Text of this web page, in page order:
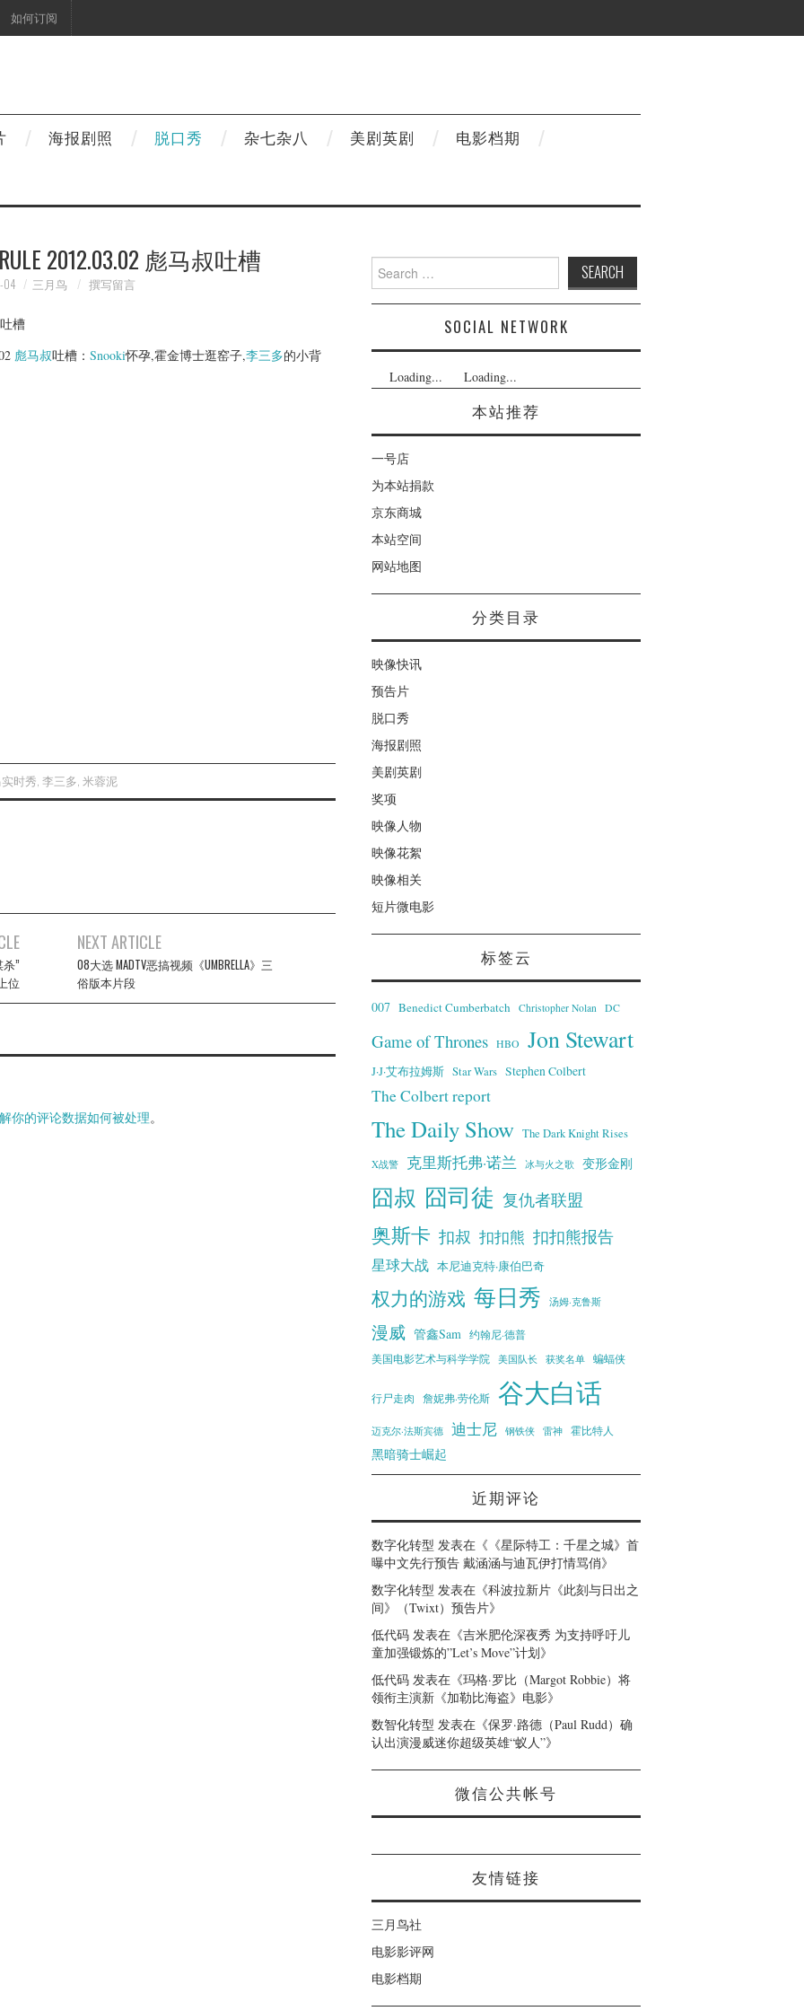
如何订阅
海报剧照 脱口秀 杂七杂八 美剧英剧
电影档期
2012.03.02 彪马叔吐槽
04 三月鸟 撰写留言
彪马叔吐槽： Snooki怀孕,霍金博士逛窑子,李三多的小背
时秀,李三多,米蓉泥
”
位
NEXT ARTICLE
08大选 MADTV恶搞视频《UMBRELLA》三
俗版本片段
你的评论数据如何被处理。
Search
for:
SOCIAL NETWORK
Loading... Loading...
本站推荐
一号店
为本站捐款
京东商城
本站空间
网站地图
分类目录
映像快讯
预告片
脱口秀
海报剧照
美剧英剧
奖项
映像人物
映像花絮
映像相关
短片微电影
标签云
007 Benedict Cumberbatch Christopher Nolan DC
Game of Thrones HBO Jon Stewart
J·J·艾布拉姆斯 Star Wars Stephen Colbert
The Colbert report
The Daily Show The Dark Knight Rises
X战警 克里斯托弗·诺兰 冰与火之歌 变形金刚
囧叔 囧司徒 复仇者联盟
奥斯卡 扣叔 扣扣熊 扣扣熊报告
星球大战 本尼迪克特·康伯巴奇
权力的游戏 每日秀 汤姆·克鲁斯
漫威 管鑫Sam 约翰尼·德普
美国电影艺术与科学学院 美国队长 获奖名单 蝙蝠侠
行尸走肉 詹妮弗·劳伦斯 谷大白话
迈克尔·法斯宾德 迪士尼 钢铁侠 雷神 霍比特人
黑暗骑士崛起
近期评论
数字化转型 发表在《 《星际特工：千星之城》首
曝中文先行预告 戴涵涵与迪瓦伊打情骂俏》
数字化转型 发表在《科波拉新片《此刻与日出之
间》（Twixt）预告片》
低代码 发表在《吉米肥伦深夜秀 为支持呼吁儿
童加强锻炼的”Let’s Move”计划》
低代码 发表在《玛格·罗比（Margot Robbie）将
领衔主演新《加勒比海盗》电影》
数智化转型 发表在《保罗·路德（Paul Rudd）确
认出演漫威迷你超级英雄“蚁人”》
微信公共帐号
友情链接
三月鸟社
电影影评网
电影档期